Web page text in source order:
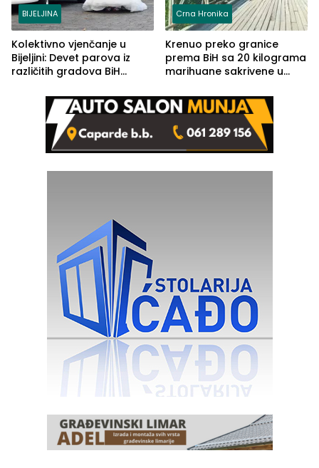
BIJELJINA
Kolektivno vjenčanje u
Bijeljini: Devet parova iz
različitih gradova BiH
Crna Hronika
Krenuo preko granice
prema BiH sa 20 kilograma
marihuane sakrivene u